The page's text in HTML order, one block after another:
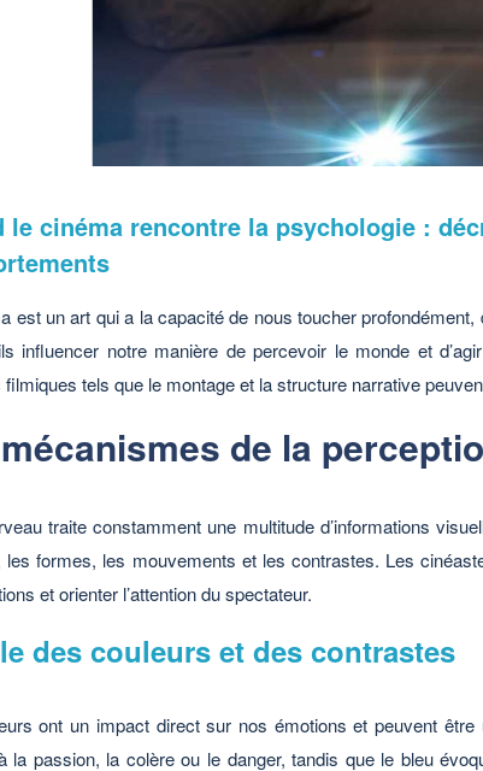
le cinéma rencontre la psychologie :
est un art qui a la capacité de nous toucher
influencer notre manière de percevoir le monde et
tels que le montage et la structure narrative
de la
traite constamment une multitude d’informations
les formes, les mouvements et les contrastes. Les
et orienter l’attention du spectateur.
des couleurs et des contrastes
ont un impact direct sur nos émotions et peuvent
la passion, la colère ou le danger, tandis que le bleu